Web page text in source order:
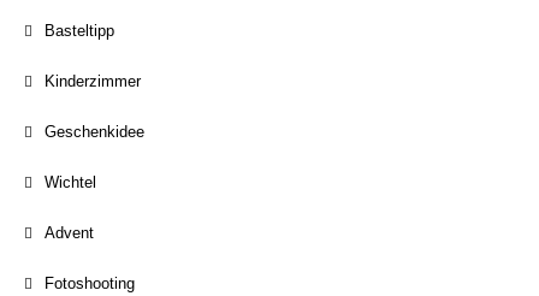
Basteltipp
Kinderzimmer
Geschenkidee
Wichtel
Advent
Fotoshooting